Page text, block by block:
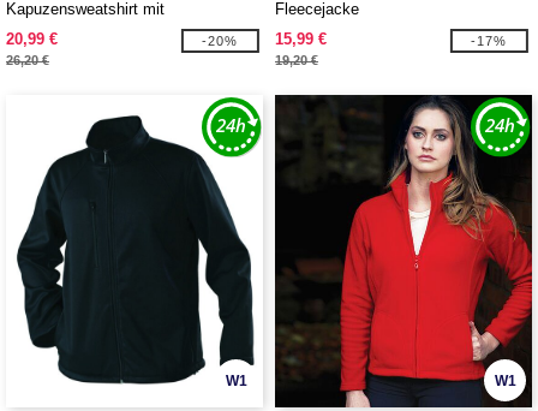
Kapuzensweatshirt mit
durchgehendem Reißverschluss 300
20,99 €
26,20 €
-20%
Fleecejacke
15,99 €
19,20 €
-17%
W1 W1